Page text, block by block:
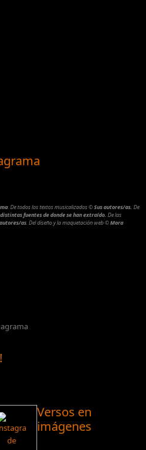
. De todos los textos musicalizados©Sus autores/as. De
fuentes de donde se han extraído. De las
as. Del diseño y la maquetación web©Mora
Versos en
imágenes